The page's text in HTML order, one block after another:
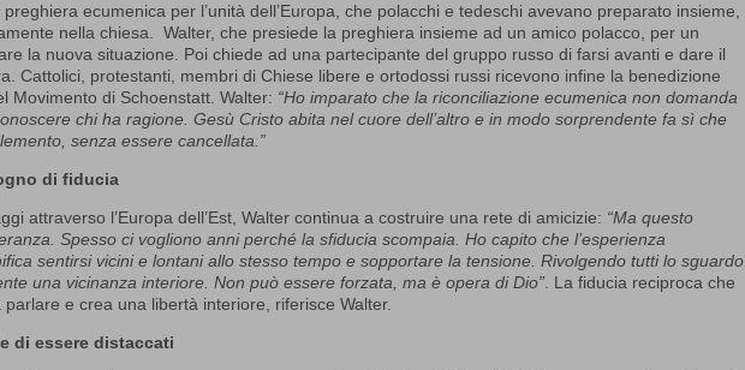
ecumenica per l’unità dell’Europa, che polacchi e tedeschi avevano preparato insieme,
nella chiesa. Walter, che presiede la preghiera insieme ad un amico polacco, per un
la nuova situazione. Poi chiede ad una partecipante del gruppo russo di farsi avanti e dare il
Cattolici, protestanti, membri di Chiese libere e ortodossi russi ricevono infine la benedizione
Movimento di Schoenstatt. Walter: “Ho imparato che la riconciliazione ecumenica non domanda
chi ha ragione. Gesù Cristo abita nel cuore dell’altro e in modo sorprendente fa sì che
senza essere cancellata.”
di fiducia
attraverso l’Europa dell’Est, Walter continua a costruire una rete di amicizie: “Ma questo
Spesso ci vogliono anni perché la sfiducia scompaia. Ho capito che l’esperienza
sentirsi vicini e lontani allo stesso tempo e sopportare la tensione. Rivolgendo tutti lo sguardo
una vicinanza interiore. Non può essere forzata, ma è opera di Dio” . La fiducia reciproca che
e crea una libertà interiore, riferisce Walter.
di essere distaccati